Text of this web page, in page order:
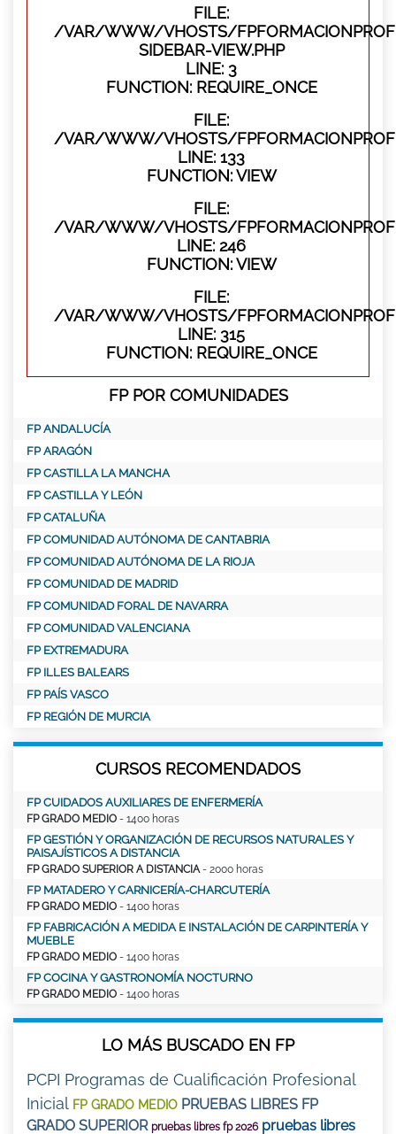
FILE:
/VAR/WWW/VHOSTS/
SIDEBAR-VIEW.PHP
LINE: 3
FUNCTION: REQUIRE_ONCE
FILE:
/VAR/WWW/VHOSTS/
LINE: 133
FUNCTION: VIEW
FILE:
/VAR/WWW/VHOSTS/
LINE: 246
FUNCTION: VIEW
FILE:
/VAR/WWW/VHOSTS/
LINE: 315
FUNCTION: REQUIRE_ONCE
FP POR COMUNIDADES
FP ANDALUCÍA
FP ARAGÓN
FP CASTILLA LA MANCHA
FP CASTILLA Y LEÓN
FP CATALUÑA
FP COMUNIDAD AUTÓNOMA DE CANTABRIA
FP COMUNIDAD AUTÓNOMA DE LA RIOJA
FP COMUNIDAD DE MADRID
FP COMUNIDAD FORAL DE NAVARRA
FP COMUNIDAD VALENCIANA
FP EXTREMADURA
FP ILLES BALEARS
FP PAÍS VASCO
FP REGIÓN DE MURCIA
CURSOS RECOMENDADOS
FP CUIDADOS AUXILIARES DE ENFERMERÍA
FP GRADO MEDIO - 1400 horas
FP GESTIÓN Y ORGANIZACIÓN DE RECURSOS NATURALES Y
PAISAJÍSTICOS A DISTANCIA
FP GRADO SUPERIOR A DISTANCIA- 2000 horas
FP MATADERO Y CARNICERÍA-CHARCUTERÍA
FP GRADO MEDIO - 1400 horas
FP FABRICACIÓN A MEDIDA E INSTALACIÓN DE CARPINTERÍA Y
MUEBLE
FP GRADO MEDIO - 1400 horas
FP COCINA Y GASTRONOMÍA NOCTURNO
FP GRADO MEDIO - 1400 horas
LO MÁS BUSCADO EN FP
PCPI Programas de Cualificación Profesional
Inicial FP GRADO MEDIO PRUEBAS LIBRES FP
GRADO SUPERIOR pruebas libres fp 2026 pruebas libres